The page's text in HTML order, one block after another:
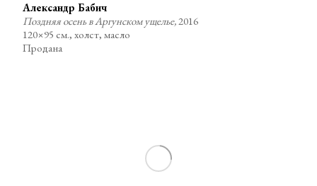
Александр Бабич
Поздняя осень в Аргунском ущелье,2016
120×95 см., холст, масло
Продана